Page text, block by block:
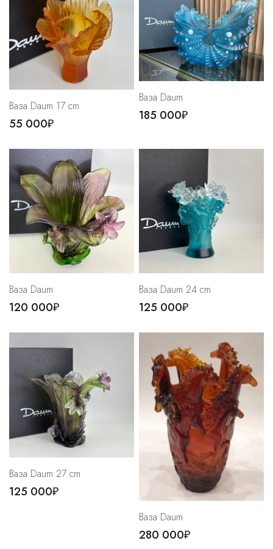
Ваза Daum 17 cm
55 000₽
Ваза Daum
185 000₽
Ваза Daum
120 000₽
Ваза Daum 24 cm
125 000₽
Ваза Daum 27 cm
125 000₽
Ваза Daum
280 000₽
Cпортивные брюки
Комбинезоны